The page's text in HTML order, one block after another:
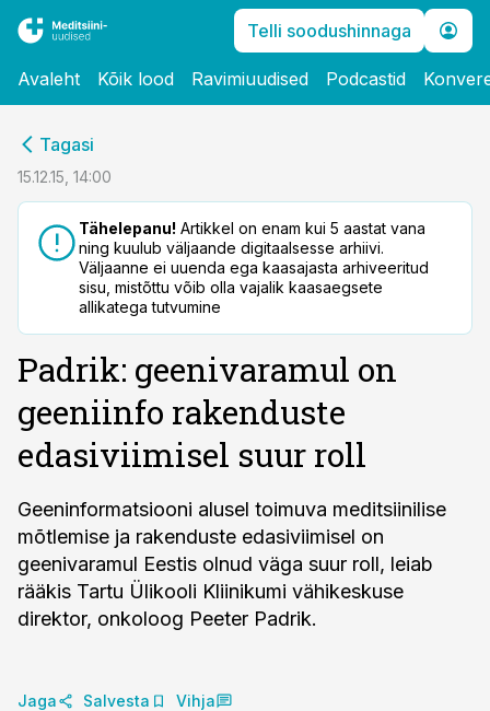
Telli soodushinnaga
Avaleht Kõik lood Ravimiuudised Podcastid
Tagasi
15.12.15, 14:00
Tähelepanu! Artikkel on enam kui 5 aastat vana
ning kuulub väljaande digitaalsesse arhiivi.
Väljaanne ei uuenda ega kaasajasta arhiveeritud
sisu, mistõttu võib olla vajalik kaasaegsete
allikatega tutvumine
Padrik: geenivaramul on
geeniinfo rakenduste
edasiviimisel suur roll
Geeninformatsiooni alusel toimuva meditsiinilise
mõtlemise ja rakenduste edasiviimisel on
geenivaramul Eestis olnud väga suur roll, leiab
rääkis Tartu Ülikooli Kliinikumi vähikeskuse
direktor, onkoloog Peeter Padrik.
Jaga Salvesta Vihja